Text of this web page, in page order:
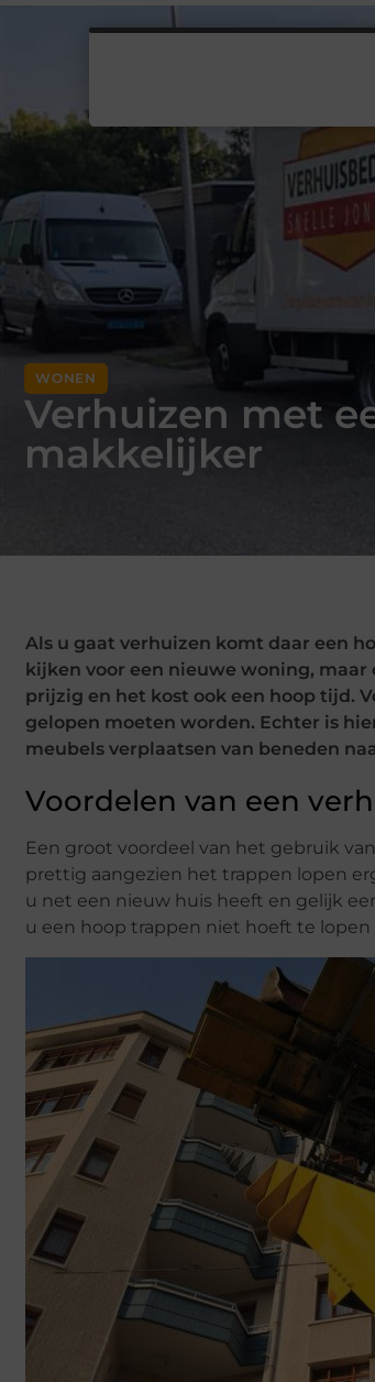
WONEN
Verhuizen met
makkelijker
Als u gaat verhuizen komt daar een
kijken voor een nieuwe woning,
prijzig en het kost ook een hoop tijd.
gelopen moeten worden. Echter is
meubels verplaatsen van beneden
Voordelen van een
Een groot voordeel van het gebruik
prettig aangezien het trappen lopen
u net een nieuw huis heeft en gelijk
u een hoop trappen niet hoeft te